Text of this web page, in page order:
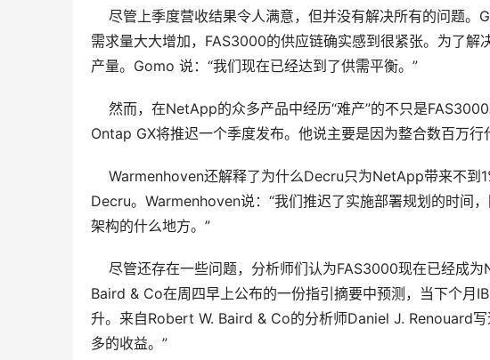
尽管上季度营收结果令人满意，但并没有解决所有的问题。
需求量大大增加，FAS3000的供应链确实感到很紧张。为了
产量。Gomo 说：“我们现在已经达到了供需平衡。”
然而，在NetApp的众多产品中经历“难产”的不只是
Ontap GX将推迟一个季度发布。他说主要是因为整合数百万行
Warmenhoven还解释了为什么Decru只为NetApp带来不到
Decru。Warmenhoven说：“我们推迟了实施部署规划的时间
架构的什么地方。”
尽管还存在一些问题，分析师们认为FAS3000现在已经成为
Baird & Co在周四早上公布的一份指引摘要中预测，当下个月
升。来自Robert W. Baird & Co的分析师Daniel J. Renouard
多的收益。”